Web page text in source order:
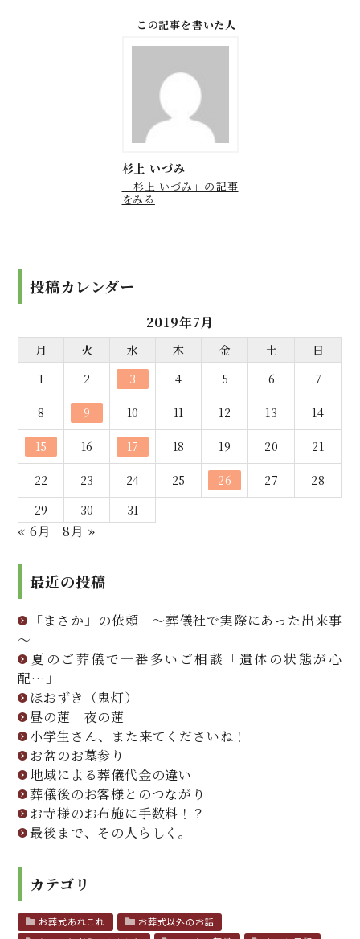
この記事を書いた人
杉上 いづみ
「杉上 いづみ」の記事
をみる
投稿カレンダー
2019年7月
月 火 水 木 金 土
日
1
2 3 4 5 6 7
8 9 10 11 12 13 14
15 16 17 18 19 20 21
22 23 24 25 26 27
28
29
30 31
« 6月 8月 »
最近の投稿
「まさか」の依頼 ～葬儀社で実際にあった出来事
～
夏のご葬儀で一番多いご相談「遺体の状態が心
配…」
ほおずき（鬼灯）
昼の蓮 夜の蓮
小学生さん、また来てくださいね！
お盆のお墓参り
地域による葬儀代金の違い
葬儀後のお客様とのつながり
お寺様のお布施に手数料！？
最後まで、その人らしく。
カテゴリ
お葬式あれこれ
お葬式以外のお話